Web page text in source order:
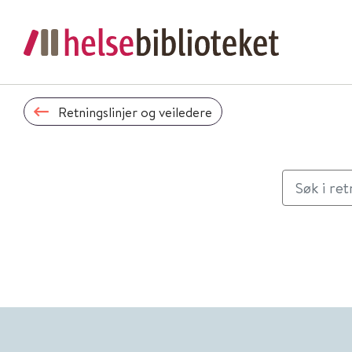
Retningslinjer og veiledere